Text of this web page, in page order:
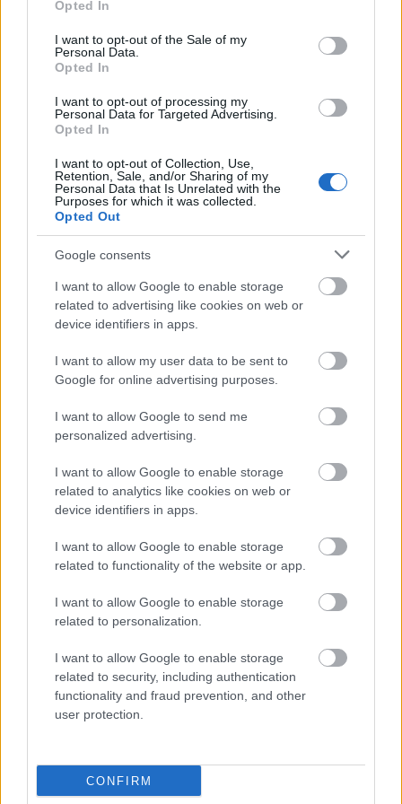
use your data for below specified purposes in below Google
consent section.
Opted In
I want to opt-out of the Sale of my
Personal Data.
Opted In
I want to opt-out of processing my
Personal Data for Targeted Advertising.
Opted In
I want to opt-out of Collection, Use,
Retention, Sale, and/or Sharing of my
Personal Data that Is Unrelated with the
Purposes for which it was collected.
Opted Out
Google consents
I want to allow Google to enable storage
related to advertising like cookies on web or
device identifiers in apps.
I want to allow my user data to be sent to
Google for online advertising purposes.
I want to allow Google to send me
personalized advertising.
I want to allow Google to enable storage
related to analytics like cookies on web or
device identifiers in apps.
I want to allow Google to enable storage
related to functionality of the website or app.
I want to allow Google to enable storage
related to personalization.
I want to allow Google to enable storage
related to security, including authentication
functionality and fraud prevention, and other
user protection.
CONFIRM
σημάδια ζωής», συγκλονίζει ο ναυαγοσώστης
για τον πνιγμό στα Μάλια
Ο καύσωνας λιώνει τους Σλοβάκους, ρεκόρ με
42,2 βαθμούς Κελσίου
ασφαλείας του ΔΕΔΔΗΕ
Τραγικό περιστατικό, τράκαρε με αγριογούρουνο
Αλλάζουν τα πάντα στη Δανία λόγω της
τεχνικής νοημοσύνης, οι μαθητές θα
παρουσιάσουν προφορικά τις εργασίες τους
του συντονιστή που σκοτώθηκε μετά τη
σύγκρουση ελικοπτέρων στην Ψάθα, ΦΩΤΟ
Στιγμές αγωνίας και θρίλερ στο Αίγιο: Οδηγός
λεωφορείου έχασε τις αισθήσεις του και τη ζωή
Κόκκινα τα 118 κτίρια στις 325 αυτοψίες των
πληγεισών περιοχών από τις καταστροφικές
Η ανακοίνωση της ΕΑΠ για Βασιλάκο και
Γιατί οδηγήθηκαν στη φυλακή οι οι δύο Ινδοί,
58χρονου ψυχολόγου στο Ναύπλιο, ΒΙΝΤΕΟ